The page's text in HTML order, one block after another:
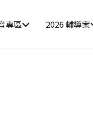
專區 2026 輔導案